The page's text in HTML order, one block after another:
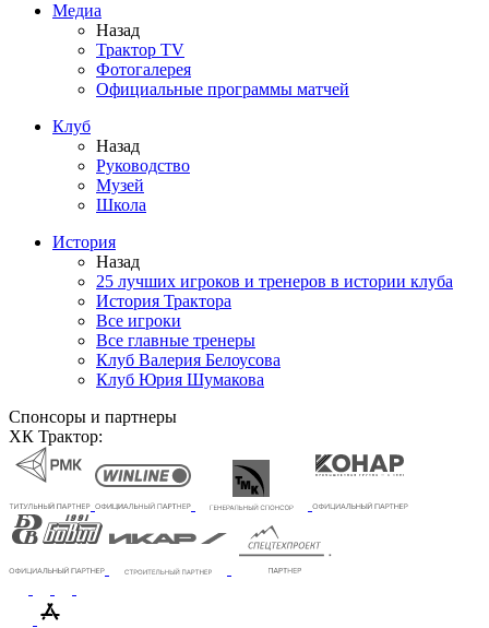
Медиа
Назад
Трактор TV
Фотогалерея
Официальные программы матчей
Клуб
Назад
Руководство
Музей
Школа
История
Назад
25 лучших игроков и тренеров в истории клуба
История Трактора
Все игроки
Все главные тренеры
Клуб Валерия Белоусова
Клуб Юрия Шумакова
Спонсоры и партнеры
ХК Трактор: